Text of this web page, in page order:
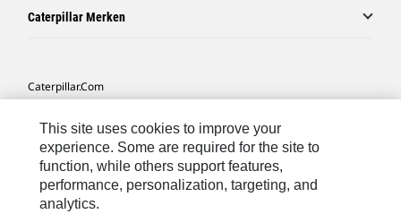
Caterpillar Merken
Caterpillar.com
Mijn Marketingvoorkeuren
Site Map
Cookie Settings
This site uses cookies to improve your
experience. Some are required for the site to
function, while others support features,
performance, personalization, targeting, and
analytics.